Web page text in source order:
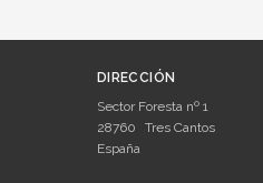
DIRECCIÓN
Sector Foresta nº 1
28760
Tres Cantos
España